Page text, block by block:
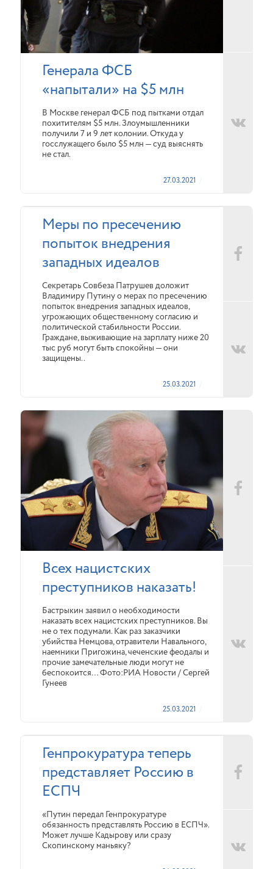
Генерала ФСБ
«напытали» на $5 млн
В Москве генерал ФСБ под пытками отдал
похитителям $5 млн. Злоумышленники
получили 7 и 9 лет колонии. Откуда у
госслужащего было $5 млн — суд выяснять
не стал.
27.03.2021
Меры по пресечению
попыток внедрения
западных идеалов
Секретарь Совбеза Патрушев доложит
Владимиру Путину о мерах по пресечению
попыток внедрения западных идеалов,
угрожающих общественному согласию и
политической стабильности России.
Граждане, выживающие на зарплату ниже 20
тыс руб могут быть спокойны — они
защищены..
25.03.2021
Всех нацистских
преступников наказать!
Бастрыкин заявил о необходимости
наказать всех нацистских преступников. Вы
не о тех подумали. Как раз заказчики
убийства Немцова, отравители Навального,
наемники Пригожина, чеченские феодалы и
прочие замечательные люди могут не
беспокоится… Фото:РИА Новости / Сергей
Гунеев
25.03.2021
Генпрокуратура теперь
представляет Россию в
ЕСПЧ
«Путин передал Генпрокуратуре
обязанность представлять Россию в ЕСПЧ».
Может лучше Кадырову или сразу
Скопинскому маньяку?